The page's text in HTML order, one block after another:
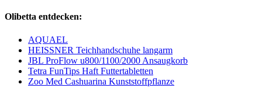
Olibetta entdecken:
AQUAEL
HEISSNER Teichhandschuhe langarm
JBL ProFlow u800/1100/2000 Ansaugkorb
Tetra FunTips Haft Futtertabletten
Zoo Med Cashuarina Kunststoffpflanze